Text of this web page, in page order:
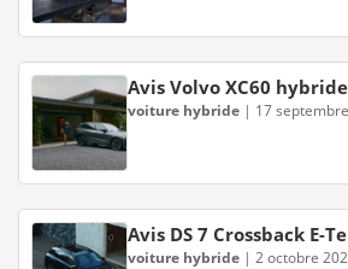
Avis Volvo XC60
voiture hybride | 17
Avis DS 7 Crossback E-
voiture hybride | 2 octobre